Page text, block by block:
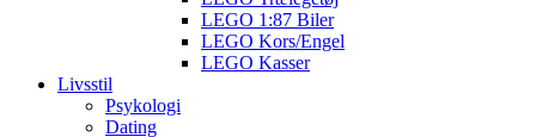
LEGO 1:87 Biler
LEGO Kors/Engel
LEGO Kasser
Livsstil
Psykologi
Dating